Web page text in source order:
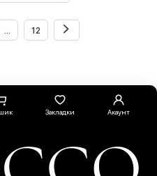
... 12
Закладки Акаунт